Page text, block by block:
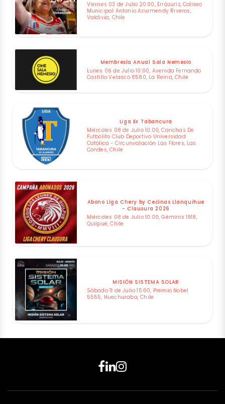
Viernes 03 de Julio 20:00, Errázuriz, Coliseo
Municipal Antonio Azurmendy Riveros,
Valdivia, Chile
Membresía Anual Sala Nemesio
Lunes 06 de Julio 10:00, Avenida Fernando
Castillo Velasco 8580, La Reina, Chile
Liga Ex Tabancura
Miércoles 08 de Julio 10:00, Canchas De
Futbolito Club Deportivo Universidad
Católica - Circunvalación Las Flores, Las
Condes, Chile
Abono Liga Chery by Cecinas Llanquihue
- Clausura 2026
Miércoles 08 de Julio 10:00, Géminis 1918,
Quilpué, Chile
MISIÓN SISTEMA SOLAR
Sábado 11 de Julio 15:00, Premio Nobel
5555, Huechuraba, Chile